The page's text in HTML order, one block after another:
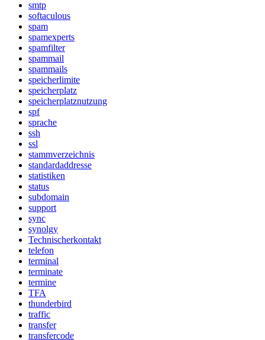
smtp
softaculous
spam
spamexperts
spamfilter
spammail
spammails
speicherlimite
speicherplatz
speicherplatznutzung
spf
sprache
ssh
ssl
stammverzeichnis
standardaddresse
statistiken
status
subdomain
support
sync
synolgy
Technischerkontakt
telefon
terminal
terminate
termine
TFA
thunderbird
traffic
transfer
transfercode